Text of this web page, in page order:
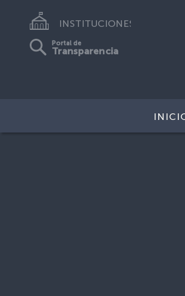
INSTITUCIONES
Portal de
Transparencia